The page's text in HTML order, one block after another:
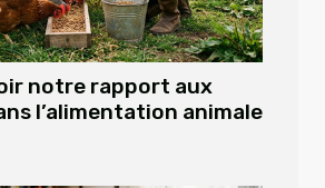
notre rapport aux
l’alimentation animale